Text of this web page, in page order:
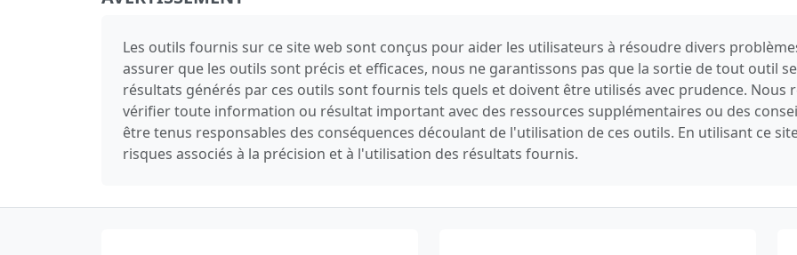
Les outils fournis sur ce site web sont conçus pour aider les utilisateurs à résoudre divers
assurer que les outils sont précis et efficaces, nous ne garantissons pas que la sortie de tout outil
résultats générés par ces outils sont fournis tels quels et doivent être utilisés avec prudence. Nous
vérifier toute information ou résultat important avec des ressources supplémentaires ou des
être tenus responsables des conséquences découlant de l'utilisation de ces outils. En utilisant ce
risques associés à la précision et à l'utilisation des résultats fournis.